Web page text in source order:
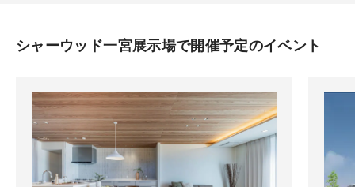
シャーウッド一宮展示場で開催予定のイベント